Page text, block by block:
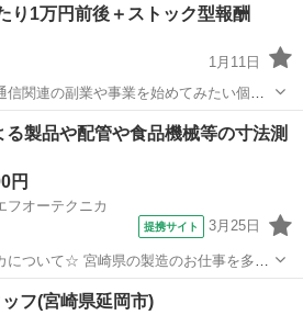
り1万円前後＋ストック型報酬
1月11日
信関連の副業や事業を始めてみたい個
しています。 （他の地域についてもご相
成果報酬型
製品や配管や食品機械等の寸法測
円
フオーテクニカ
提携サイト 3月25日
ついて☆ 宮崎県の製造のお仕事を多数
するのお仕事で幅広い実績があり、 未
もございます！ 【既に「エフオ
フ(宮崎県延岡市)